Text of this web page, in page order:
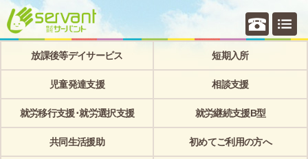
個別相
放課後等デイサービス 短期入所
児童発達支援 相談支援
就労移行支援･就労選択支援 就労継続支援B型
共同生活援助 初めてご利用の方へ